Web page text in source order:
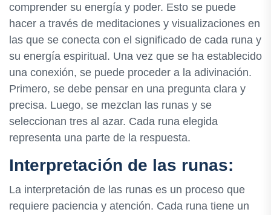
comprender su energía y poder. Esto se puede
hacer a través de meditaciones y visualizaciones en
las que se conecta con el significado de cada runa y
su energía espiritual. Una vez que se ha establecido
una conexión, se puede proceder a la adivinación.
Primero, se debe pensar en una pregunta clara y
precisa. Luego, se mezclan las runas y se
seleccionan tres al azar. Cada runa elegida
representa una parte de la respuesta.
Interpretación de las runas:
La interpretación de las runas es un proceso que
requiere paciencia y atención. Cada runa tiene un